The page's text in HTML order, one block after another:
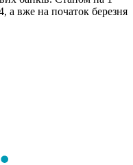
а вже на початок березня